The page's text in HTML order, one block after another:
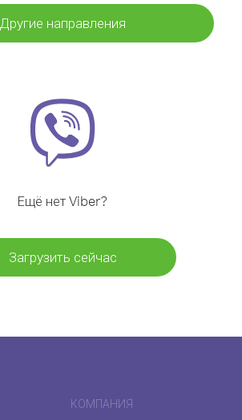
Другие направления
Ещё нет Viber?
Загрузить сейчас
КОМПАНИЯ